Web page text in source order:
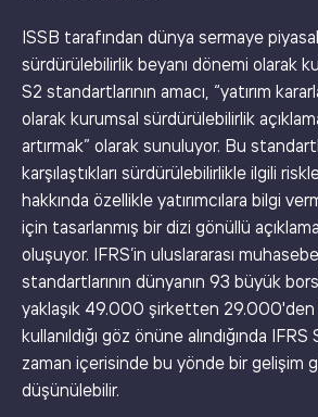
ISSB tarafından dünya sermaye
sürdürülebilirlik beyanı dönemi olarak
S2 standartlarının amacı, “yatırım
olarak kurumsal sürdürülebilirlik
artırmak” olarak sunuluyor. Bu
karşılaştıkları sürdürülebilirlikle ilgili
hakkında özellikle yatırımcılara bilgi
için tasarlanmış bir dizi gönüllü
oluşuyor. IFRS’in uluslararası
standartlarının dünyanın 93 büyük
yaklaşık 49.000 şirketten 29.000'den
kullanıldığı göz önüne alındığında IFRS
zaman içerisinde bu yönde bir gelişim
düşünülebilir.